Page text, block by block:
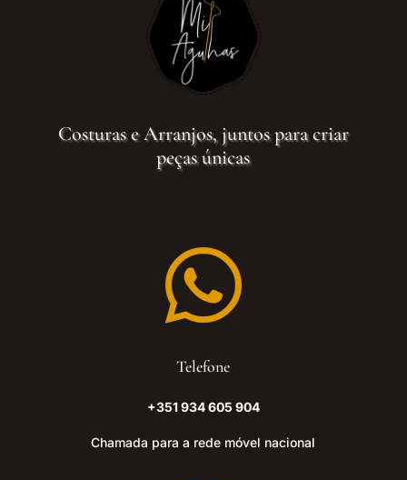
Costuras e Arranjos, juntos para criar
peças únicas

Telefone
+351 934 605 904
Chamada para a rede móvel nacional